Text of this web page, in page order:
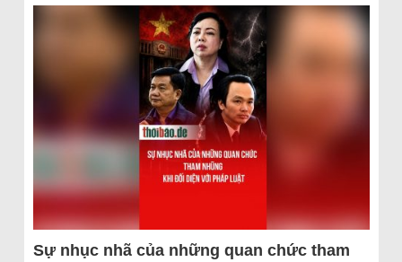
Sự nhục nhã của những quan chức tham